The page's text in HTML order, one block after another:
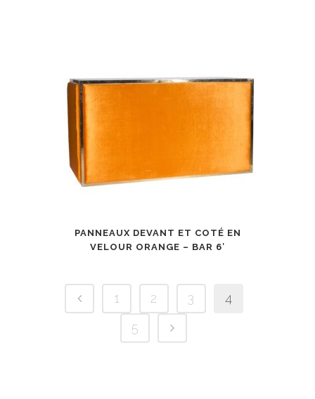
PANNEAUX DEVANT ET COTÉ EN
VELOUR ORANGE – BAR 6′
1 2 3
4
5